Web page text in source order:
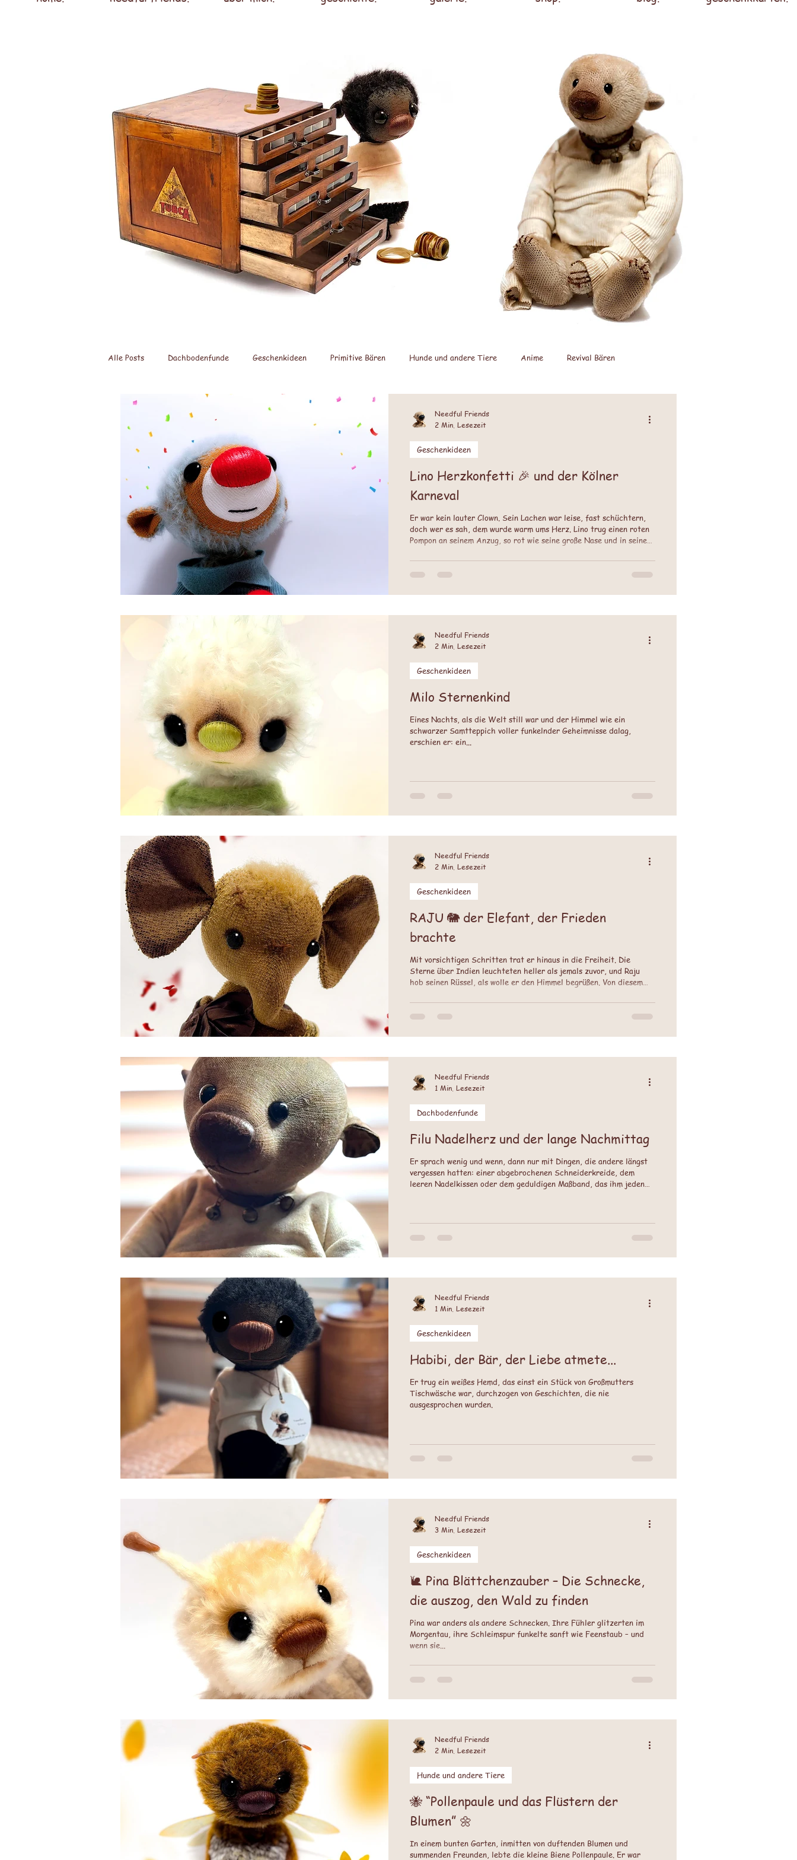
Alle Posts Dachbodenfunde Geschenkideen Primitive Bären Hunde und andere Tiere Anime Revival Bären
Bärige Cucina Jahreszeiten Feste und Feiertage
Nähmaschinen
Lino Herzkonfetti 🎉 und der Kölner
Karneval
Er war kein lauter Clown. Sein Lachen war leise, fast schüchtern,
doch wer es sah, dem wurde warm ums Herz. Lino trug einen roten
Pompon an seinem Anzug, so rot wie seine große Nase und in seiner
Geschenkideen
Needful Friends
2 Min. Lesezeit
Milo Sternenkind
Eines Nachts, als die Welt still war und der Himmel wie ein
schwarzer Samtteppich voller funkelnder Geheimnisse dalag,
erschien er: ein...
Geschenkideen
Needful Friends
2 Min. Lesezeit
RAJU 🐘 der Elefant, der Frieden
brachte
Mit vorsichtigen Schritten trat er hinaus in die Freiheit. Die
Sterne über Indien leuchteten heller als jemals zuvor, und Raju
hob seinen Rüssel, als wolle er den Himmel begrüßen. Von diesem
seines Überlebens.
Geschenkideen
Needful Friends
2 Min. Lesezeit
Filu Nadelherz und der lange Nachmittag
Er sprach wenig und wenn, dann nur mit Dingen, die andere längst
vergessen hatten: einer abgebrochenen Schneiderkreide, dem
leeren Nadelkissen oder dem geduldigen Maßband, das ihm jeden
Dachbodenfunde
Needful Friends
1 Min. Lesezeit
Habibi, der Bär, der Liebe atmete...
Er trug ein weißes Hemd, das einst ein Stück von Großmutters
Tischwäsche war, durchzogen von Geschichten, die nie
ausgesprochen wurden.
Geschenkideen
Needful Friends
1 Min. Lesezeit
🐌 Pina Blättchenzauber – Die Schnecke,
die auszog, den Wald zu finden
Pina war anders als andere Schnecken. Ihre Fühler glitzerten im
Morgentau, ihre Schleimspur funkelte sanft wie Feenstaub – und
wenn sie...
Geschenkideen
Needful Friends
3 Min. Lesezeit
🐝 “Pollenpaule und das Flüstern der
Blumen” 🌼
In einem bunten Garten, inmitten von duftenden Blumen und
summenden Freunden, lebte die kleine Biene Pollenpaule. Er war
Hunde und andere Tiere
Needful Friends
2 Min. Lesezeit